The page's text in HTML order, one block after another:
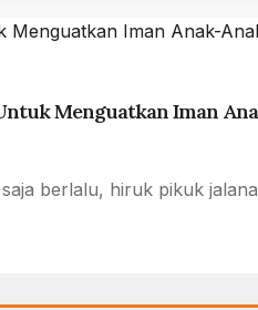
Menguatkan Iman
berlalu, hiruk pikuk